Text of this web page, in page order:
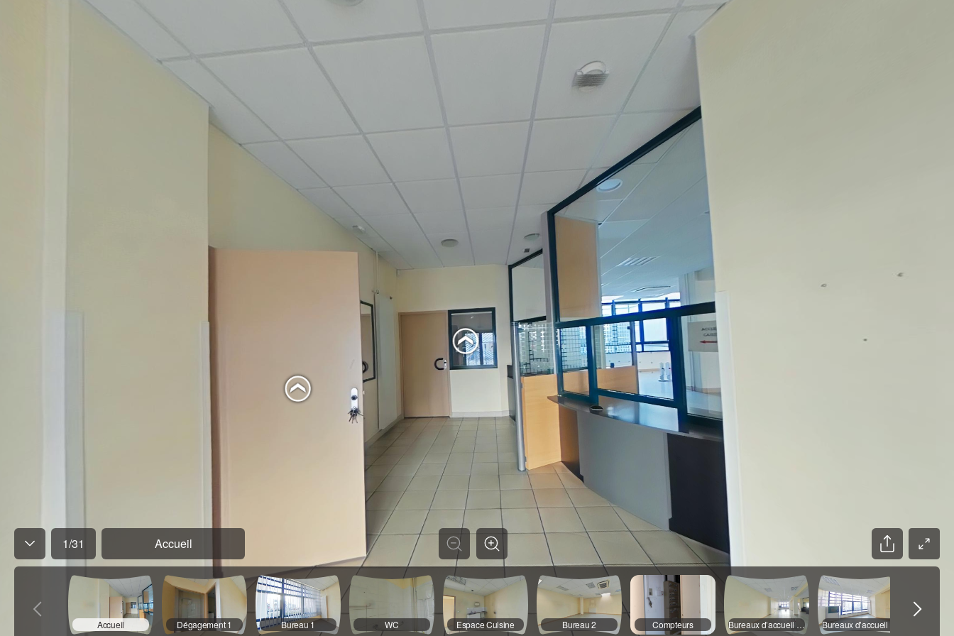
1/31 Accueil
Accueil Dégagement 1 Bureau 1 WC Espace Cuisine Bureau 2 Compteurs Bureaux d’accueil arriere Bureaux d’accueil avant